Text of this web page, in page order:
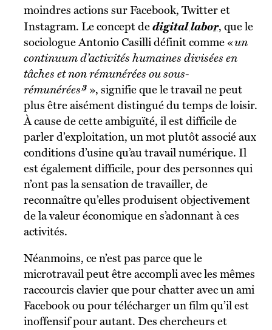
moindres actions sur Facebook, Twitter et
Instagram. Le concept dedigital labor, que le
sociologue Antonio Casilli définit comme «un
continuum d’activités humaines divisées en
tâches et non rémunérées ou sous-
rémunérées3 », signifie que le travail ne peut
plus être aisément distingué du temps de loisir.
À cause de cette ambiguïté, il est difficile de
parler d’exploitation, un mot plutôt associé aux
conditions d’usine qu’au travail numérique. Il
est également difficile, pour des personnes qui
n’ont pas la sensation de travailler, de
reconnaître qu’elles produisent objectivement
de la valeur économique en s’adonnant à ces
activités.
Néanmoins, ce n’est pas parce que le
microtravail peut être accompli avec les mêmes
raccourcis clavier que pour chatter avec un ami
Facebook ou pour télécharger un film qu’il est
inoffensif pour autant. Des chercheurs et